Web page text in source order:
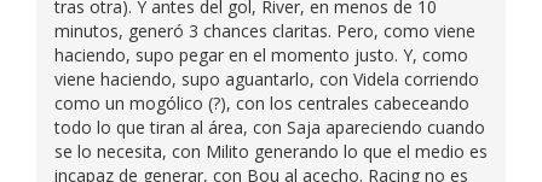
tras otra). Y antes del gol, River, en menos de 10
minutos, generó 3 chances claritas. Pero, como viene
haciendo, supo pegar en el momento justo. Y, como
viene haciendo, supo aguantarlo, con Videla corriendo
como un mogólico (?), con los centrales cabeceando
todo lo que tiran al área, con Saja apareciendo cuando
se lo necesita, con Milito generando lo que el medio es
incapaz de generar, con Bou al acecho. Racing no es